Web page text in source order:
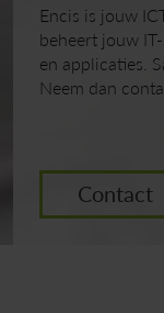
Encis is jouw
beheert jouw
en applicaties.
Neem dan
Contact